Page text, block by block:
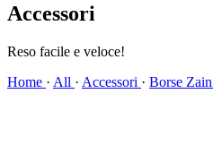
Accessori
Spedizione veloce!
Home · All · Accessori · Borse